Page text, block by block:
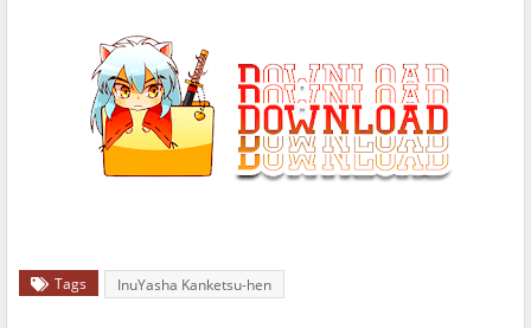
Tags InuYasha Kanketsu-hen